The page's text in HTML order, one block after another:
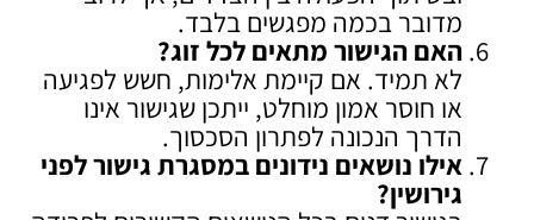
מדובר בכמה מפגשים בלבד.
האם הגישור מתאים לכל זוג?
לא תמיד. אם קיימת אלימות, חשש לפגיעה
או חוסר אמון מוחלט, ייתכן שגישור אינו
הדרך הנכונה לפתרון הסכסוך.
אילו נושאים נידונים במסגרת גישור לפני
גירושין?